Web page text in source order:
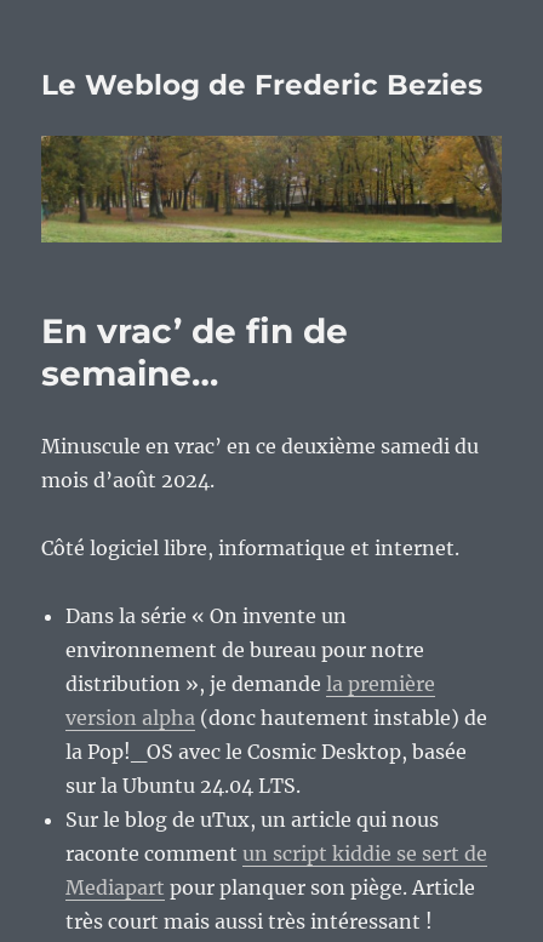
Le Weblog de Frederic Bezies
En vrac’ de fin de
semaine…
Minuscule en vrac’ en ce deuxième samedi du
mois d’août 2024.
Côté logiciel libre, informatique et internet.
Dans la série « On invente un
environnement de bureau pour notre
distribution », je demandela première
version alpha (donc hautement instable) de
la Pop!_OS avec le Cosmic Desktop, basée
sur la Ubuntu 24.04 LTS.
Sur le blog de uTux, un article qui nous
raconte commentun script kiddie se sert de
Mediapart pour planquer son piège. Article
très court mais aussi très intéressant !